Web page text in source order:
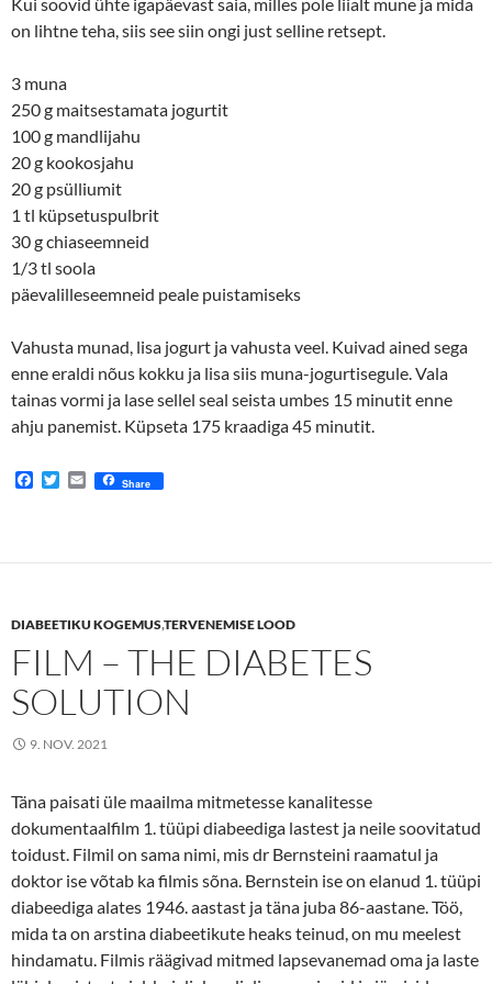
on lihtne teha, siis see siin ongi just selline retsept.
3 muna
250 g maitsestamata jogurtit
100 g mandlijahu
20 g kookosjahu
20 g psülliumit
1 tl küpsetuspulbrit
30 g chiaseemneid
1/3 tl soola
päevalilleseemneid peale puistamiseks
Vahusta munad, lisa jogurt ja vahusta veel. Kuivad ained sega
enne eraldi nõus kokku ja lisa siis muna-jogurtisegule. Vala
tainas vormi ja lase sellel seal seista umbes 15 minutit enne
ahju panemist. Küpseta 175 kraadiga 45 minutit.
F
o
T
e
E
m
Share
DIABEETIKU KOGEMUS,TERVENEMISE LOOD
FILM – THE DIABETES
SOLUTION
9. NOV. 2021
Täna paisati üle maailma mitmetesse kanalitesse
dokumentaalfilm 1. tüüpi diabeediga lastest ja neile soovitatud
toidust. Filmil on sama nimi, mis dr Bernsteini raamatul ja
doktor ise võtab ka filmis sõna. Bernstein ise on elanud 1. tüüpi
diabeediga alates 1946. aastast ja täna juba 86-aastane. Töö,
mida ta on arstina diabeetikute heaks teinud, on mu meelest
hindamatu. Filmis räägivad mitmed lapsevanemad oma ja laste